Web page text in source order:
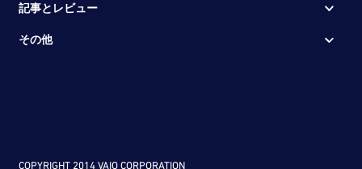
記事とレビュー
その他
COPYRIGHT 2014 VAIO CORPORATION